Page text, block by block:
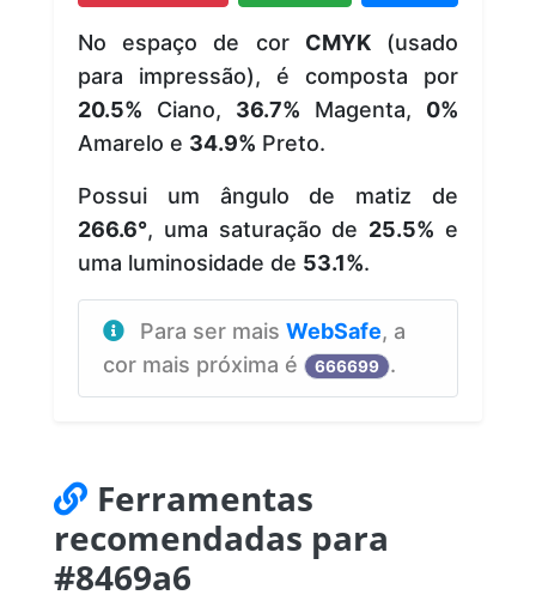
No espaço de cor CMYK(usado
para impressão), é composta por
20.5% Ciano, 36.7% Magenta, 0%
Amarelo e 34.9% Preto.
Possui um ângulo de matiz de
266.6°, uma saturação de 25.5% e
uma luminosidade de 53.1%.
Para ser mais WebSafe, a
cor mais próxima é
666699 .
Ferramentas
recomendadas para
#8469a6